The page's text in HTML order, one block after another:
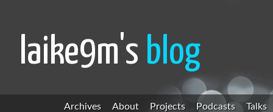
laike9m's blog
Archives About Projects Podcasts Talks